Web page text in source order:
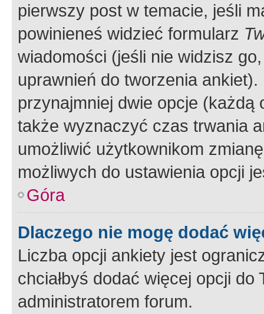
pierwszy post w temacie, jeśli
powinieneś widzieć formularz
wiadomości (jeśli nie widzisz
uprawnień do tworzenia
przynajmniej dwie opcje
także wyznaczyć czas trwania
umożliwić użytkownikom
możliwych do ustawienia opcji
Góra
Dlaczego nie mogę dodać
Liczba opcji ankiety jest
chciałbyś dodać więcej opcji
administratorem forum.